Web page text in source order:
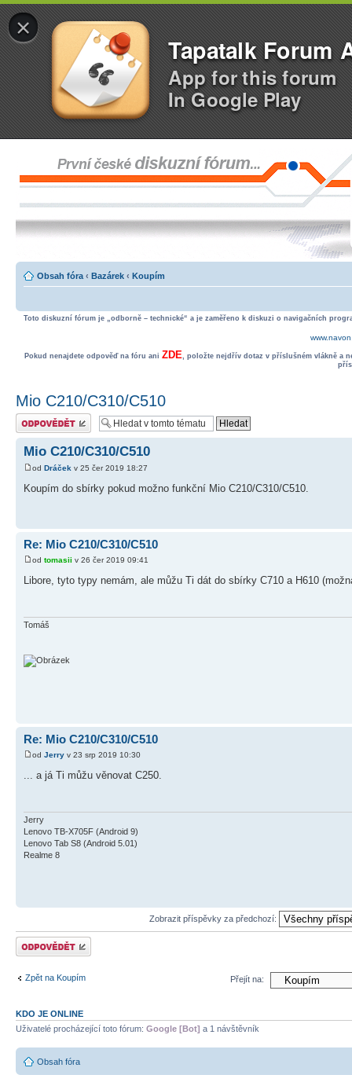
×
Tapatalk Forum
App for this forum
In Google Play
Obsah fóra ‹ Bazárek ‹ Koupím
Toto diskuzní fórum je „odborně – technické“ a je zaměřeno k diskuzi o navigačních
Pokud nenajdete odpověď na fóru ani ZDE, položte nejdřív dotaz v příslušném vlákně a
Mio C210/C310/C510
Odeslat odpověď
Mio C210/C310/C510
od Dráček v 25 čer 2019 18:27
Koupím do sbírky pokud možno funkční Mio C210/C310/C510.
Re: Mio C210/C310/C510
od tomasii v 26 čer 2019 09:41
Libore, tyto typy nemám, ale můžu Ti dát do sbírky C710 a H610
Tomáš
Re: Mio C210/C310/C510
od Jerry v 23 srp 2019 10:30
... a já Ti můžu věnovat C250.
Jerry
Lenovo TB-X705F (Android 9)
Lenovo Tab S8 (Android 5.01)
Realme 8
Zobrazit příspěvky za předchozí:
Odeslat odpověď
Zpět na Koupím Přejít na:
KDO JE ONLINE
Uživatelé procházející toto fórum: Google [Bot] a 1 návštěvník
Obsah fóra